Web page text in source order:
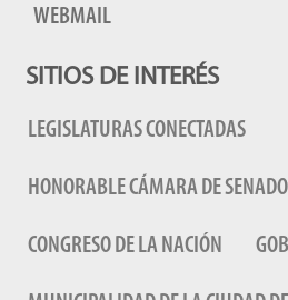
WEBMAIL
SITIOS DE INTERÉS
LEGISLATURAS CONECTADAS
HONORABLE CÁMARA DE
CONGRESO DE LA NACIÓN